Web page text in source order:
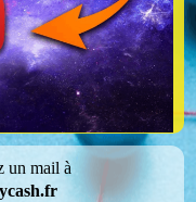
un mail à